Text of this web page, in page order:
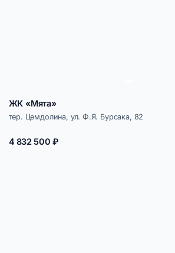
ЖК «Мята»
тер. Цемдолина, ул. Ф.Я. Бурсака, 82
4 832 500 ₽